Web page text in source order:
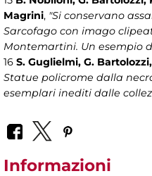
Magrini, "Si conservano
Sarcofago con imago
Montemartini. Un esempio
16 S. Guglielmi, G.
Statue policrome dalla
esemplari inediti dalle
Informazioni